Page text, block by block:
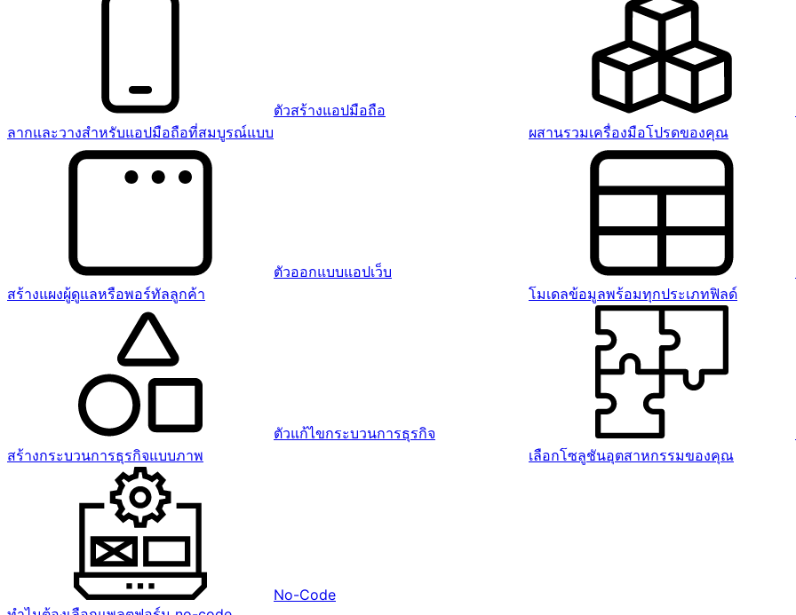
ตัวสร้างแอปมือถือ
ลากและวางสำหรับแอปมือถือที่สมบูรณ์แบบ
ผสานรวมเครื่องมือโปรดของคุณ
ตัวออกแบบแอปเว็บ
สร้างแผงผู้ดูแลหรือพอร์ทัลลูกค้า
โมเดลข้อมูลพร้อมทุกประเภทฟิลด์
ตัวแก้ไขกระบวนการธุรกิจ
สร้างกระบวนการธุรกิจแบบภาพ
เลือกโซลูชันอุตสาหกรรมของคุณ
No-Code